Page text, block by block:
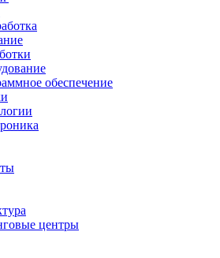
обеспечение
центры